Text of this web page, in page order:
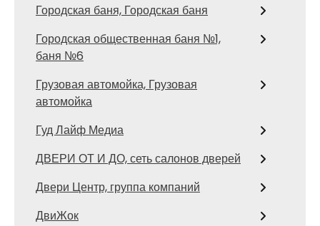
Городская баня, Городская баня
Городская общественная баня №1,
баня №6
Грузовая автомойка, Грузовая
автомойка
Гуд Лайф Медиа
ДВЕРИ ОТ И ДО, сеть салонов дверей
Двери Центр, группа компаний
ДвиЖок